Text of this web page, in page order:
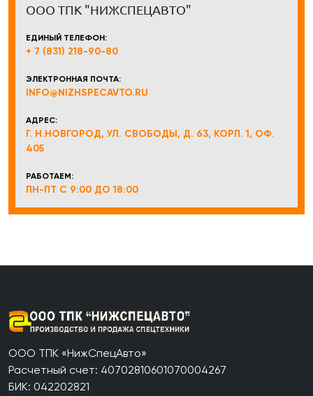
ООО ТПК "НИЖСПЕЦАВТО"
ЕДИНЫЙ ТЕЛЕФОН:
+ 7 (831) 218-90-80
ЭЛЕКТРОННАЯ ПОЧТА:
INFO@NIZHSPECAVTO.RU
АДРЕС:
Г. Н.НОВГОРОД, УЛ. СВОБОДЫ, Д. 63, КОРП. 1, ОФ.
405
РАБОТАЕМ:
ПН-ПТ С 9:00 ДО 18:00
ООО ТПК «НижСпецАвто»
Расчетный счет: 40702810601070004267
БИК: 042202821